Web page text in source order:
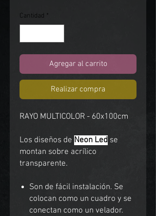
Cantidad *
Agregar al carrito
Realizar compra
RAYO MULTICOLOR - 60x100cm
Los diseños de Neon Led se
montan sobre acrílico
transparente.
Son de fácil instalación. Se
colocan como un cuadro y se
conectan como un velador.